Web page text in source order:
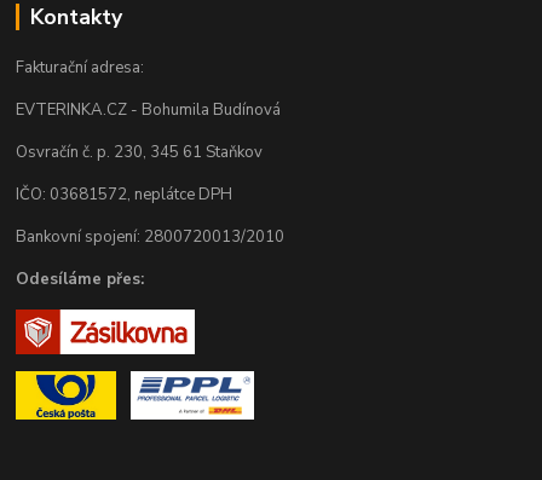
Kontakty
Fakturační adresa:
EVTERINKA.CZ - Bohumila Budínová
Osvračín č. p. 230, 345 61 Staňkov
IČO: 03681572, neplátce DPH
Bankovní spojení: 2800720013/2010
Odesíláme přes: